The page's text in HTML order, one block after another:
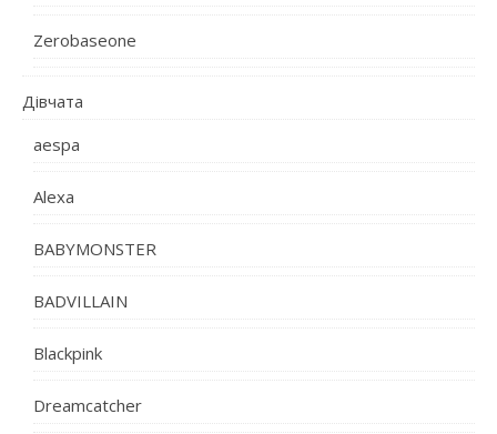
Zerobaseone
Дівчата
aespa
Alexa
BABYMONSTER
BADVILLAIN
Blackpink
Dreamcatcher